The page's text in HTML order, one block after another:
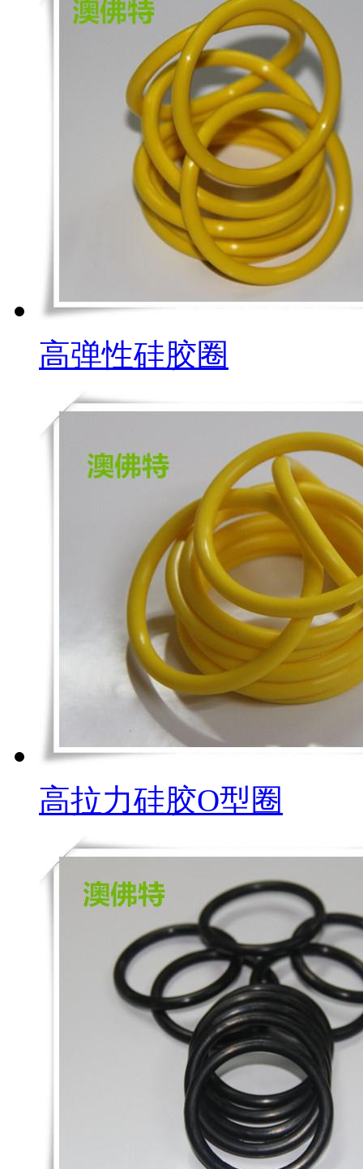
高弹性硅胶圈
高拉力硅胶O型圈